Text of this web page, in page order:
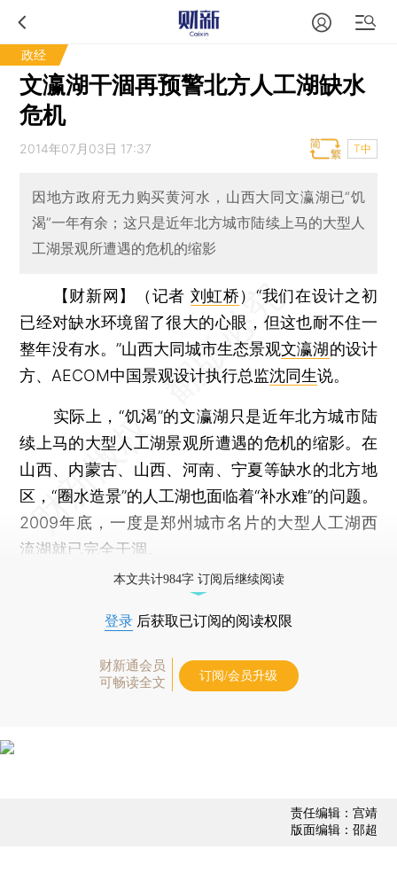
政经
文瀛湖干涸再预警北方人工湖缺水
危机
2014年07月03日 17:37 T中
因地方政府无力购买黄河水，山西大同文瀛湖已“饥
渴”一年有余；这只是近年北方城市陆续上马的大型人
工湖景观所遭遇的危机的缩影
【财新网】（记者 刘虹桥）“我们在设计之初
已经对缺水环境留了很大的心眼，但这也耐不住一
整年没有水。”山西大同城市生态景观文瀛湖的设计
方、AECOM中国景观设计执行总监沈同生说。
实际上，“饥渴”的文瀛湖只是近年北方城市陆
续上马的大型人工湖景观所遭遇的危机的缩影。在
山西、内蒙古、山西、河南、宁夏等缺水的北方地
区，“圈水造景”的人工湖也面临着“补水难”的问题。
2009年底，一度是郑州城市名片的大型人工湖西
流湖就已完全干涸。
本文共计984字 订阅后继续阅读
登录 后获取已订阅的阅读权限
财新通会员
可畅读全文
订阅/会员升级
责任编辑：宫靖
版面编辑：邵超